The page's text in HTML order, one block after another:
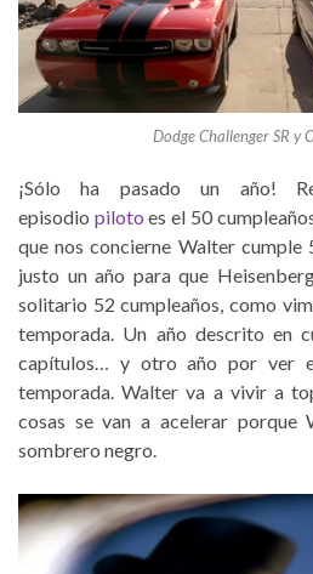
Dodge Challenger SR y
¡Sólo ha pasado un año!
episodio piloto es el 50
que nos concierne Walter cumple
justo un año para que
solitario 52 cumpleaños, como
temporada. Un año descrito en
capítulos… y otro año por ver
temporada. Walter va a vivir a
cosas se van a acelerar
sombrero negro.